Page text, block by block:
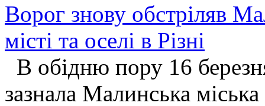
Ворог знову обстріляв
місті та оселі в Різні
В обідню пору 16
зазнала Малинська